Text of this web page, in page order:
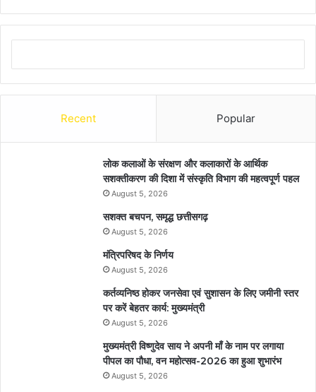
Recent Popular
लोक कलाओं के संरक्षण और कलाकारों के आर्थिक
सशक्तीकरण की दिशा में संस्कृति विभाग की महत्वपूर्ण पहल
August 5, 2026
सशक्त बचपन, समृद्ध छत्तीसगढ़
August 5, 2026
मंत्रिपरिषद के निर्णय
August 5, 2026
कर्तव्यनिष्ठ होकर जनसेवा एवं सुशासन के लिए जमीनी स्तर
पर करें बेहतर कार्य: मुख्यमंत्री
August 5, 2026
मुख्यमंत्री विष्णुदेव साय ने अपनी माँ के नाम पर लगाया
पीपल का पौधा, वन महोत्सव-2026 का हुआ शुभारंभ
August 5, 2026